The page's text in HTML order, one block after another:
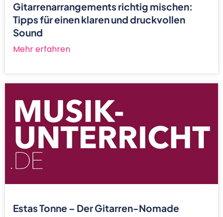
Gitarrenarrangements richtig mischen:
Tipps für einen klaren und druckvollen
Sound
Mehr erfahren
Estas Tonne – Der Gitarren-Nomade